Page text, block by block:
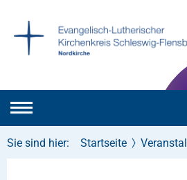
Sie sind hier: Startseite